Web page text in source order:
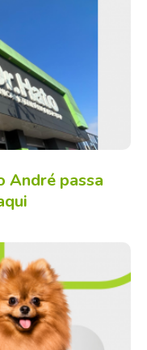
André passa